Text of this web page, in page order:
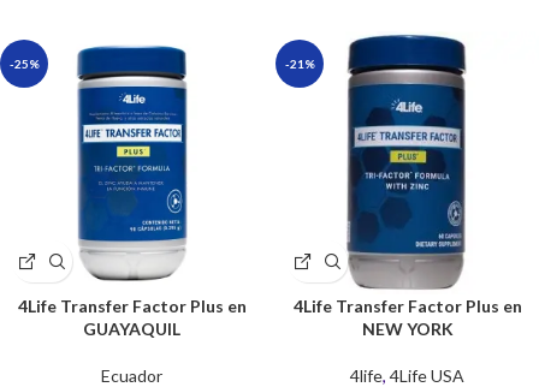
-25%
4Life Transfer Factor Plus en
GUAYAQUIL
Ecuador
-21%
4Life Transfer Factor Plus en
NEW YORK
4life, 4Life USA